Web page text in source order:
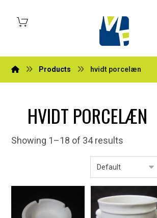
Products hvidt porcelæn
HVIDT PORCELÆN
Showing 1–18 of 34 results